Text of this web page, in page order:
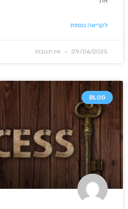
לקריאה נוספת
09/06/2025 אין תגובות
BLOG